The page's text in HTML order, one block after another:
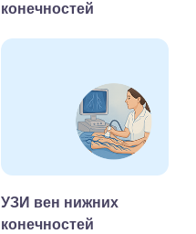
конечностей
УЗИ вен нижних
конечностей